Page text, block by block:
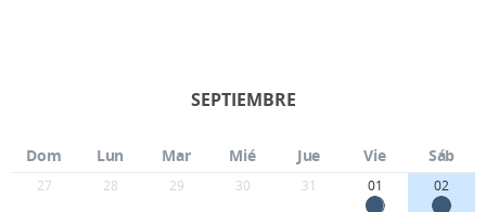
SEPTIEMBRE
Dom Lun Mar Mié Jue Vie Sáb
27 28 29 30 31 01 02